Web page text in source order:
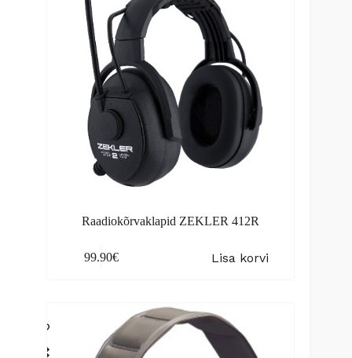
Raadiokõrvaklapid ZEKLER 412R
99.90€ Lisa korvi